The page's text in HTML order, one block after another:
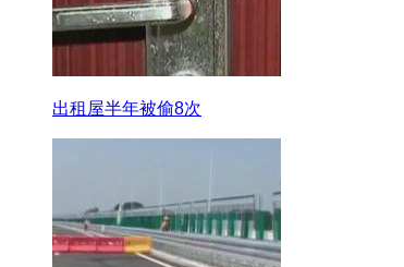
出租屋半年被偷8次